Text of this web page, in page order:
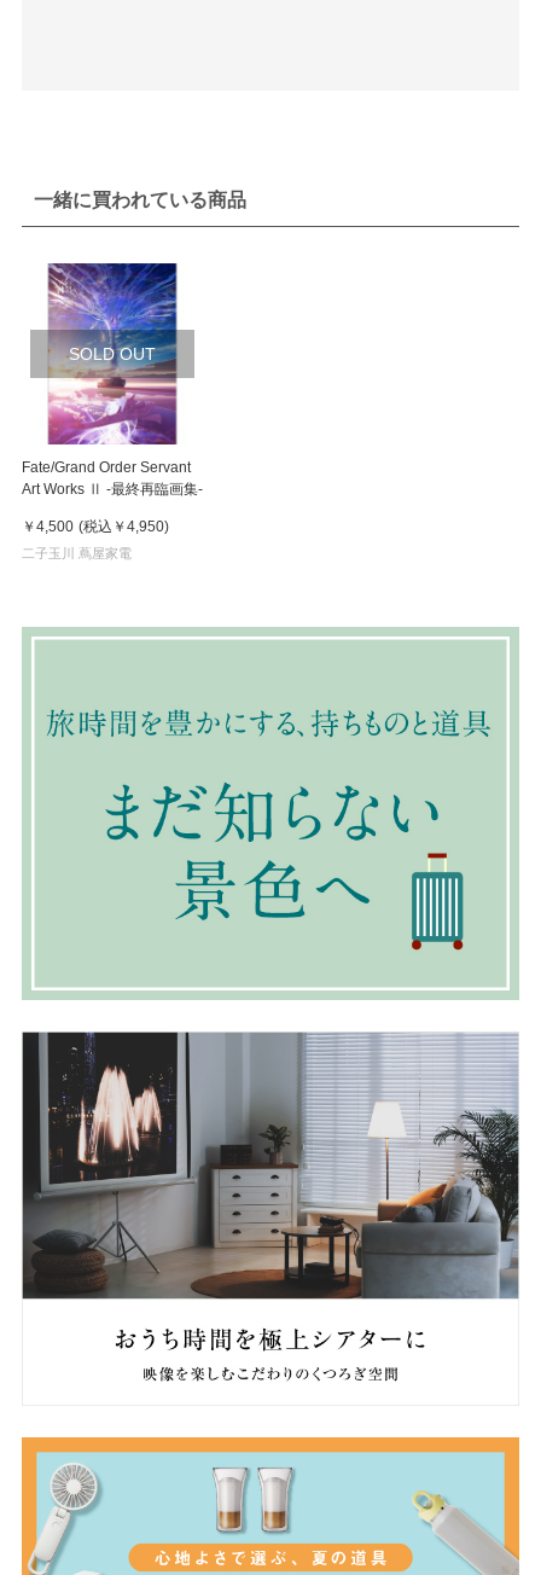
一緒に買われている商品
SOLD OUT
Fate/Grand Order Servant
Art Works Ⅱ -最終再臨画集-
￥4,500 (税込 ￥4,950)
二子玉川 蔦屋家電